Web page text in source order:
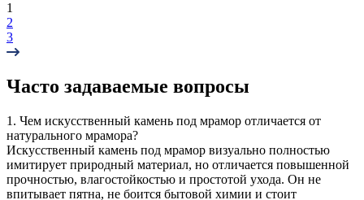
1
2
3
Часто задаваемые вопросы
1. Чем искусственный камень под мрамор отличается от
натурального мрамора?
Искусственный камень под мрамор визуально полностью
имитирует природный материал, но отличается повышенной
прочностью, влагостойкостью и простотой ухода. Он не
впитывает пятна, не боится бытовой химии и стоит